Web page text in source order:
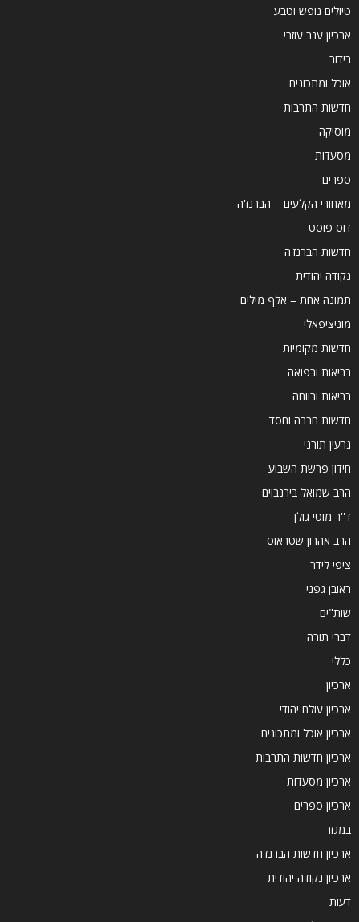
טיולים נופש וטבע
ארכיון ענר עוזרי
בידור
אוכל ומתכונים
חדשות התרבות
מוסיקה
מסעדות
ספרים
מאחורי הקלעים – הברנז'ה
דוס פוסט
חדשות הברנז'ה
נקודה יהודית
תמונה אחת = אלף מילים
מוניציפאלי
חדשות מקומיות
בריאות ורפואה
בריאות ורווחה
חדשות חברה וחסד
גרעין תורני
חידון פרשת השבוע
הרב שמואל בירנבוים
ד''ר מוטי גולן
הרב אהרון שטראוס
ציפי לידר
ראובן גפני
שות"ים
דברי תורה
כללי
ארכיון
ארכיון עולם יהודי
ארכיון אוכל ומתכונים
ארכיון חדשות התרבות
ארכיון מסעדות
ארכיון ספרים
במגזר
ארכיון חדשות הברנז'ה
ארכיון נקודה יהודית
דעות